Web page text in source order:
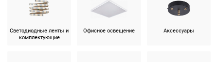
Светодиодные ленты и
комплектующие
Офисное освещение Аксессуары